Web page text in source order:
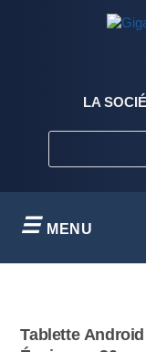
LA
MENU
Tablette Android